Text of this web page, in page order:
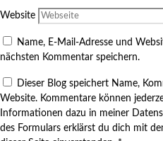
Website
Name, E-Mail-Adresse und
nächsten Kommentar speichern.
Dieser Blog speichert Name,
Website. Kommentare können
Informationen dazu in meiner
des Formulars erklärst du dich mit